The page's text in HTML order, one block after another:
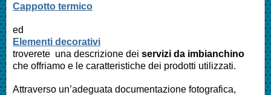
Cappotto termico
ed
Elementi decorativi
troverete una descrizione dei servizi da imbianchino
che offriamo e le caratteristiche dei prodotti utilizzati.
Attraverso un’adeguata documentazione fotografica,